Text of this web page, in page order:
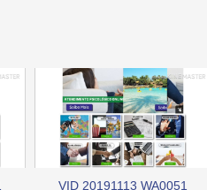
VID 20191113 WA0051